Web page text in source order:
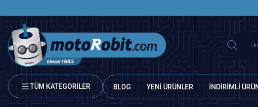
TÜM KATEGORİLER BLOG YENİ ÜRÜNLER İNDİRİMLİ